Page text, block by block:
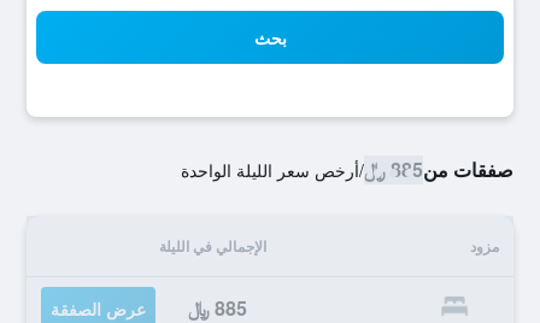
بحث
صفقات من885 ﷼ /أرخص سعر الليلة الواحدة
مزود الإجمالي في الليلة
885 ﷼ عرض الصفقة